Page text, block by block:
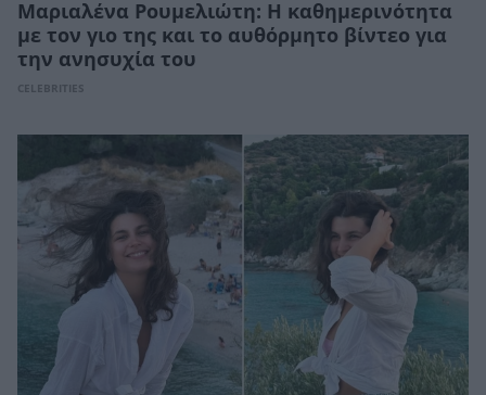
Μαριαλένα Ρουμελιώτη: Η καθημερινότητα
με τον γιο της και το αυθόρμητο βίντεο για
την ανησυχία του
CELEBRITIES